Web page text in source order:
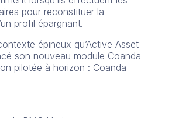
pour reconstituer la
profil épargnant.
épineux qu’Active Asset
son nouveau module Coanda
pilotée à horizon : Coanda